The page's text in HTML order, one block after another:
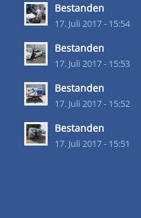
Bestanden
17. Juli 2017 - 15:54
Bestanden
17. Juli 2017 - 15:53
Bestanden
17. Juli 2017 - 15:52
Bestanden
17. Juli 2017 - 15:51